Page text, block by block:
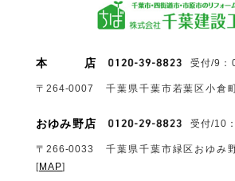
本 店 受付/9：
〒264-0007 千葉県千葉市若葉区小倉
おゆみ野店 受付/10
〒266-0033
千葉県千葉市緑区おゆみ
[MAP]